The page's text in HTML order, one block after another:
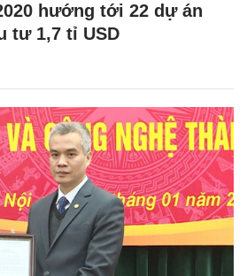
hướng tới 22 dự án
tư 1,7 tỉ USD